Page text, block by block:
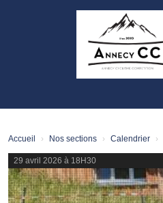
Accueil Nos sections Calendrier
29 avril 2026 à 18H30